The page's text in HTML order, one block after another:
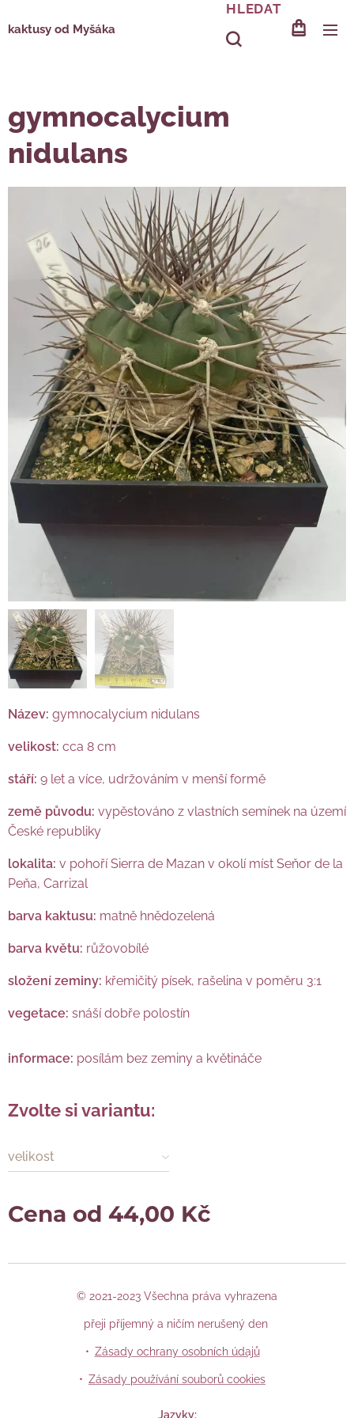
kaktusy od Myšáka
HLEDAT
gymnocalycium
nidulans
Název: gymnocalycium nidulans
velikost: cca 8 cm
stáří: 9 let a více, udržováním v menší formě
země původu: vypěstováno z vlastních semínek na území
České republiky
lokalita: v pohoří Sierra de Mazan v okolí míst Seňor de la
Peňa, Carrizal
barva kaktusu: matně hnědozelená
barva květu: růžovobílé
složení zeminy: křemičitý písek, rašelina v poměru 3:1
vegetace: snáší dobře polostín
informace: posílám bez zeminy a květináče
Zvolte si variantu:
velikost
Cena od 44,00 Kč
© 2021-2023 Všechna práva vyhrazena
přeji příjemný a ničím nerušený den
Zásady ochrany osobních údajů
Zásady používání souborů cookies
Jazyky